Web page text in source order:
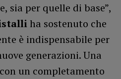
sia per quelle di base”,
ha sostenuto che
è indispensabile per
generazioni. Una
un completamento